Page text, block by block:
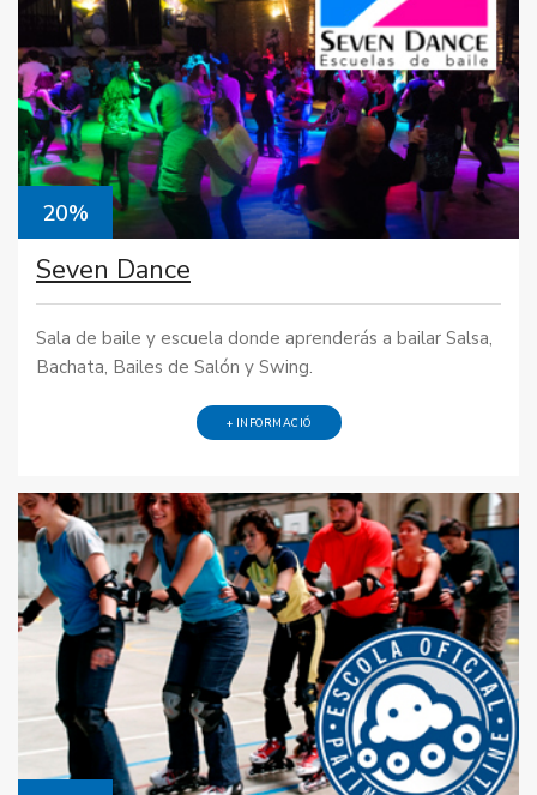
20%
Seven Dance
Sala de baile y escuela donde aprenderás a bailar Salsa,
Bachata, Bailes de Salón y Swing.
+ INFORMACIÓ